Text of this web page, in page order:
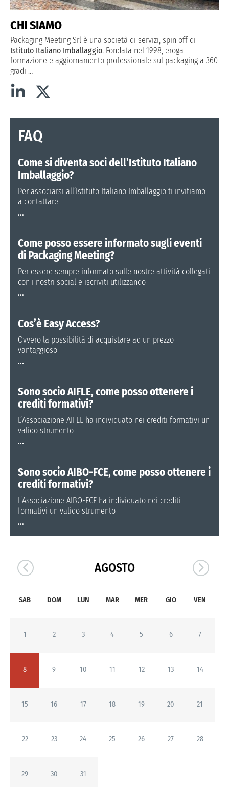
CHI SIAMO
Packaging Meeting Srl è una società di servizi, spin off di
Istituto Italiano Imballaggio. Fondata nel 1998, eroga
formazione e aggiornamento professionale sul packaging a 360
gradi …
FAQ
Come si diventa soci dell’Istituto Italiano
Imballaggio?
Per associarsi all’Istituto Italiano Imballaggio ti invitiamo
a contattare
...
Come posso essere informato sugli eventi
di Packaging Meeting?
Per essere sempre informato sulle nostre attività collegati
con i nostri social e iscriviti utilizzando
...
Cos’è Easy Access?
Ovvero la possibilità di acquistare ad un prezzo
vantaggioso
...
Sono socio AIFLE, come posso ottenere i
crediti formativi?
L’Associazione AIFLE ha individuato nei crediti formativi un
valido strumento
...
Sono socio AIBO-FCE, come posso ottenere i
crediti formativi?
L’Associazione AIBO-FCE ha individuato nei crediti
formativi un valido strumento
...
AGOSTO
SAB DOM LUN MAR MER GIO VEN
1 2 3 4 5 6 7
8 9 10 11 12 13 14
15 16 17 18 19 20 21
22 23 24 25 26 27 28
29 30 31